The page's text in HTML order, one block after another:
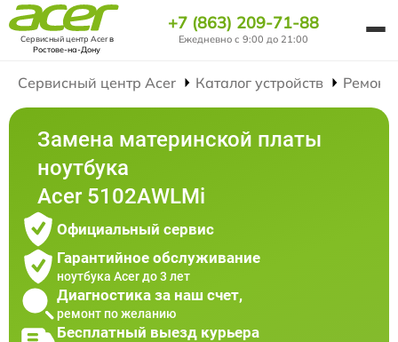
Сервисный центр Acerв
Ростове-на-Дону
+7 (863) 209-71-88
Ежедневно с 9:00 до 21:00
Сервисный центр Acer Каталог устройств Ремонт
Замена материнской платы
ноутбука
Acer 5102AWLMi
Официальный сервис
Гарантийное обслуживание
ноутбука Acer до 3 лет
Диагностика за наш счет,
ремонт по желанию
Бесплатный выезд курьера